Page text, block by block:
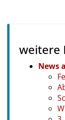
weitere
News